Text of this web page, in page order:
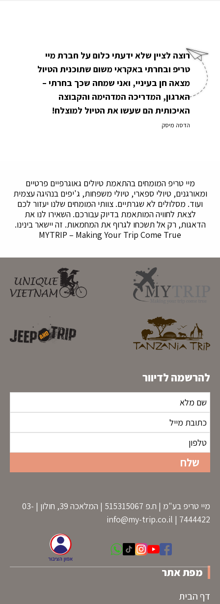
רוצה לציין שלא ידעתי כלום על חברת מיי
טריפ ובחרתי באקראי משום שתוכנית הטיול
מצאה חן בעיניי, ואני שמחה שכך בחרתי –
הארגון, המדריכה המדהימה והקבוצה
האיכותית הם שעשו את הטיול למוצלח!
הדסה מיסק
מיי טריפ המומחים בהתאמת טיולים גאוגרפיים פרטיים
ומאורגנים, טיולי ספארי, טיולי משפחות, ג'יפים בנהיגה עצמית
ועוד. מסלולים לא שגרתיים. צוותי המומחים שלנו יעזור לכם
לצאת לחוויה המותאמת בדיוק עבורכם. השאירו לנו את
הדאגות, רק אל תשכחו לגרוף את המחמאות. זה יישאר בינינו.
MYTRIP – Making Your Trip Come True
להרשמה לדיוור
מיי טריפ בע"מ | ח.פ 515315067 | המלאכה 39, חולון | 03-
7444422 |
info@my-trip.co.il
מפת אתר
דף הבית